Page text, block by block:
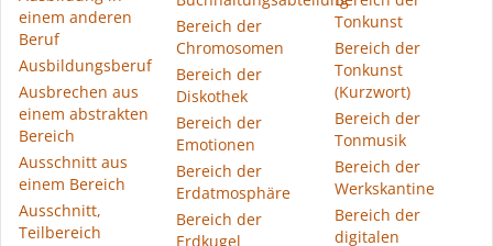
einem anderen
Beruf
Ausbildungsberuf
Ausbrechen aus
einem abstrakten
Bereich
Ausschnitt aus
einem Bereich
Ausschnitt,
Teilbereich
Bereich der
Chromosomen
Bereich der
Diskothek
Bereich der
Emotionen
Bereich der
Erdatmosphäre
Bereich der
Erdkugel
Tonkunst
Bereich der
Tonkunst
(Kurzwort)
Bereich der
Tonmusik
Bereich der
Werkskantine
Bereich der
digitalen